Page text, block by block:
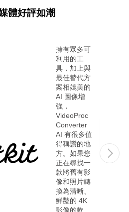
幕展示，或者以1x 對
圖片品質進行增強。
體好評如潮
使用
VideoProc
Converter
AI，您可以
輕鬆提升舊
的模糊低解
析度影像。
這款強大的
AI 影像升級
器能提升解
析度、提高
幀率、減少
模糊和噪
點、平滑交
錯伪影，並
改善色彩呈
現，產生顯
著更高品質